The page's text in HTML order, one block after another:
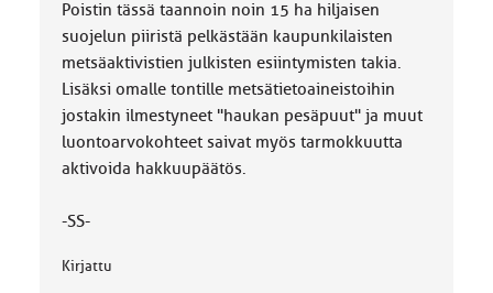
k
a
:
Poistin tässä taannoin noin 15 ha hiljaisen
suojelun piiristä pelkästään kaupunkilaisten
metsäaktivistien julkisten esiintymisten takia.
Lisäksi omalle tontille metsätietoaineistoihin
jostakin ilmestyneet "haukan pesäpuut" ja muut
luontoarvokohteet saivat myös tarmokkuutta
aktivoida hakkuupäätös.
-SS-
Kirjattu